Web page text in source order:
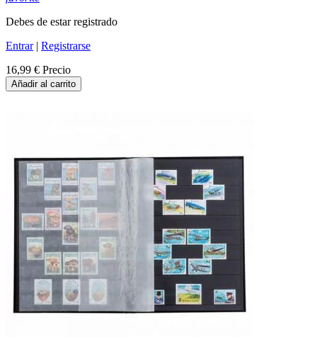
Debes de estar registrado
Entrar| Registrarse
16,99 € Precio
Añadir al carrito